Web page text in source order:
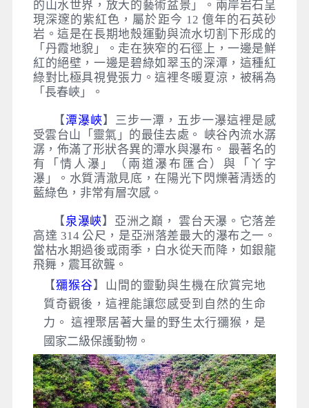
的山水世界，放大的藝術盆景」。兩岸岩石呈
現深邃的紫紅色，屬於距今 12 億年的石英砂
岩。這是在長期地殼運動與流水切割下形成的
「丹霞地貌」。走在狹窄的石徑上，一邊是鮮
紅的絕壁，一邊是碧綠如翠玉的深潭，這種紅
綠對比極具視覺張力。這裡冬暖夏涼，被稱為
「長春峽」。
【潭瀑峽】三步一潭，五步一瀑這裡是感
受雲台山「靈氣」的最佳去處。 峽谷內流水潺
潺，佈滿了形狀各異的潭水與瀑布。 最著名的
有「情人瀑」（兩道瀑布匯合）與「丫字
瀑」。水質清澈見底，在陽光下閃爍著清透的
藍綠色，非常有層次感。
【泉瀑峽】亞洲之巔， 雲台天瀑。它落差
高達 314 公尺，是亞洲落差最大的瀑布之一。
當枯水期過後或雨季，白水從天而降，如銀龍
飛舞，震耳欲聾。
【獼猴谷】山間的靈動與生機在欣賞完地
質奇觀後，這裡能讓您感受到自然的生命
力。 這裡聚居著大量的野生太行獼猴，是
國家二級保護動物。